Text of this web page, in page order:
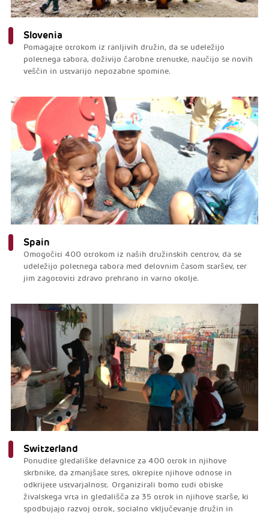
Slovenia
Pomagajte otrokom iz ranljivih družin, da se udeležijo
poletnega tabora, doživijo čarobne trenutke, naučijo se novih
veščin in ustvarijo nepozabne spomine.
Spain
Omogočiti 400 otrokom iz naših družinskih centrov, da se
udeležijo poletnega tabora med delovnim časom staršev, ter
jim zagotoviti zdravo prehrano in varno okolje.
Switzerland
Ponudite gledališke delavnice za 400 otrok in njihove
skrbnike, da zmanjšate stres, okrepite njihove odnose in
odkrijete ustvarjalnost. Organizirali bomo tudi obiske
živalskega vrta in gledališča za 35 otrok in njihove starše, ki
spodbujajo razvoj otrok, socialno vključevanje družin in